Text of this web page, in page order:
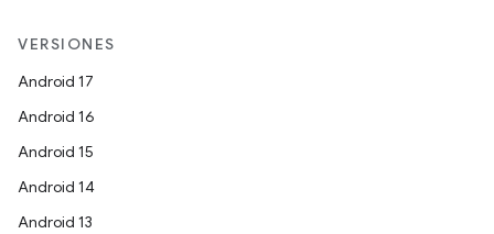
VERSIONES
Android 17
Android 16
Android 15
Android 14
Android 13